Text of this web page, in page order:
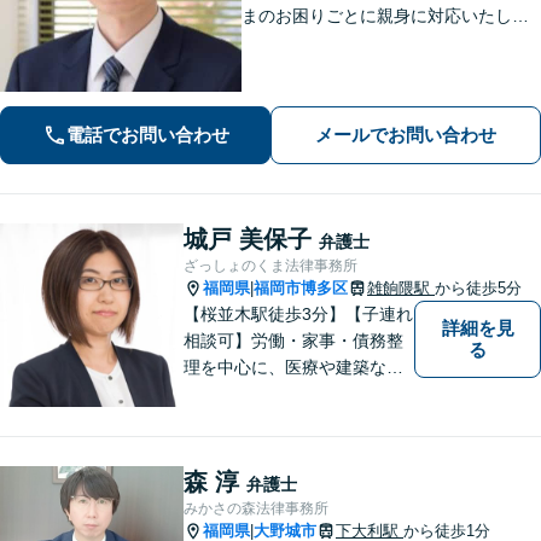
まのお困りごとに親身に対応いたしま
電話でお問い合わせ メールでお問い合わせ
城戸 美保子 弁護士
ざっしょのくま法律事務所
福岡県|福岡市博多区 雑餉隈駅 から徒歩5分
【桜並木駅徒歩3分】【子連れ
相談可】労働・家事・債務整
理を中心に、医療や建築など
も、早めにお越しいただい
て、一緒に解決を目指しまし
ょう。
詳細を見
る
森 淳 弁護士
みかさの森法律事務所
福岡県|大野城市 下大利駅 から徒歩1分